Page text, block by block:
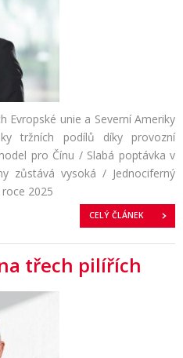
Evropské unie a Severní Ameriky
tržních podílů díky provozní
pro Čínu / Slabá poptávka v
zůstává vysoká / Jednociferný
2025
CELÝ ČLÁNEK
třech pilířích